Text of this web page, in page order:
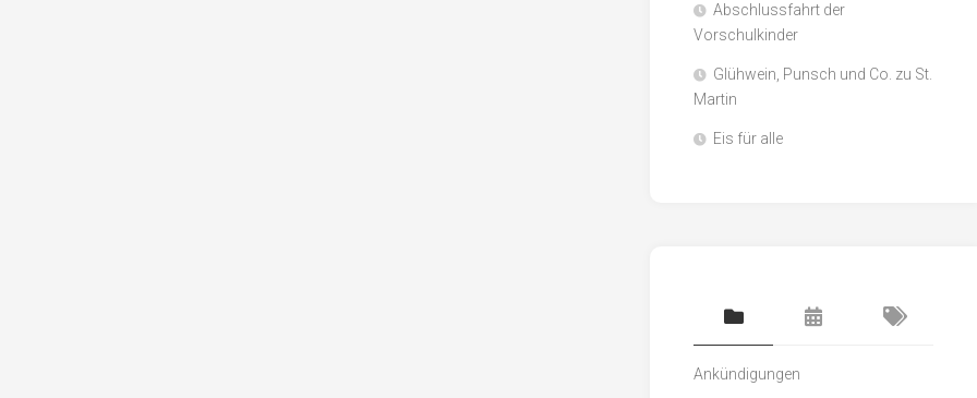
Abschlussfahrt der
Vorschulkinder
Glühwein, Punsch und Co. zu St.
Martin
Eis für alle
Ankündigungen